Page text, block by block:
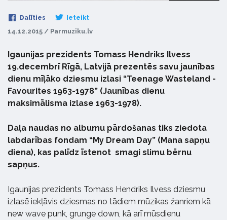
Dalīties Ieteikt
14.12.2015 / Parmuziku.lv
Igaunijas prezidents Tomass Hendriks Ilvess
19.decembrī Rīgā, Latvijā prezentēs savu jaunības
dienu mīļāko dziesmu izlasi “Teenage Wasteland -
Favourites 1963-1978” (Jaunības dienu
maksimālisma izlase 1963-1978).
Daļa naudas no albumu pārdošanas tiks ziedota
labdarības fondam “My Dream Day” (Mana sapņu
diena), kas palīdz īstenot smagi slimu bērnu
sapņus.
Igaunijas prezidents Tomass Hendriks Ilvess dziesmu
izlasē iekļāvis dziesmas no tādiem mūzikas žanriem kā
new wave punk, grunge down, kā arī mūsdienu